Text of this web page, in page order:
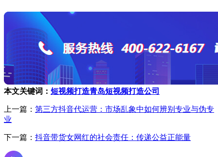
本文关键词： 短视频打造青岛短视频打造公司
上一篇： 第三方抖音代运营：市场乱象中如何辨别专业与伪专
业
下一篇： 抖音带货女网红的社会责任：传递公益正能量